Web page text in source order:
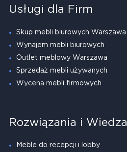
Usługi dla Firm
Skup mebli biurowych Warszawa
Wynajem mebli biurowych
Outlet meblowy Warszawa
Sprzedaż mebli używanych
Wycena mebli firmowych
Rozwiązania i Wiedza
Meble do recepcji i lobby